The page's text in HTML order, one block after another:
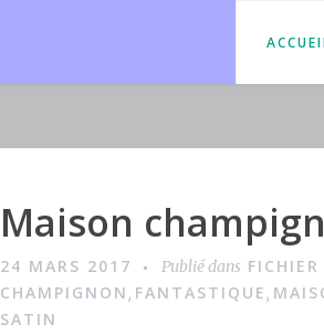
I
a
g
Maison
24 MARS 2017 Publié dans
CHAMPIGNON, FANTASTIQUE,
SATIN